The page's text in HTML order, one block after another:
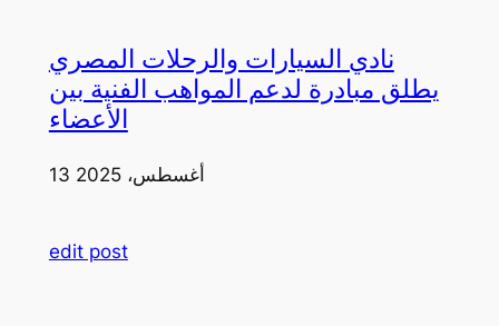
نادي السيارات والرحلات المصري
يطلق مبادرة لدعم المواهب الفنية بين
الأعضاء
13 أغسطس، 2025
edit post